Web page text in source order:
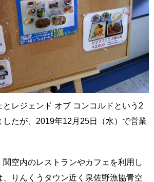
とレジェンド オブ コンコルドという2
たが、2019年12月25日（水）で営業
空内のレストランやカフェを利用し
、りんくうタウン近く泉佐野漁協青空